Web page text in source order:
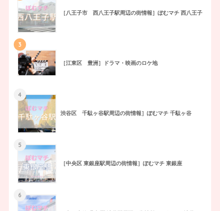
［八王子市 西八王子駅周辺の街情報］ぽむマチ 西八王子
3
［江東区 豊洲］ドラマ・映画のロケ地
4
渋谷区 千駄ヶ谷駅周辺の街情報］ぽむマチ 千駄ヶ谷
5
［中央区 東銀座駅周辺の街情報］ぽむマチ 東銀座
6